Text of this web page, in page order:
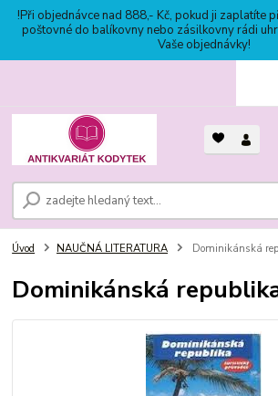
!Při objednávce nad 888,- Kč, pokud ji zaplatíte
poštovné do balíkovny nebo zásilkovny rádi
Vaše objednávky!
Úvod NAUČNÁ LITERATURA Dominikánská
Dominikánská